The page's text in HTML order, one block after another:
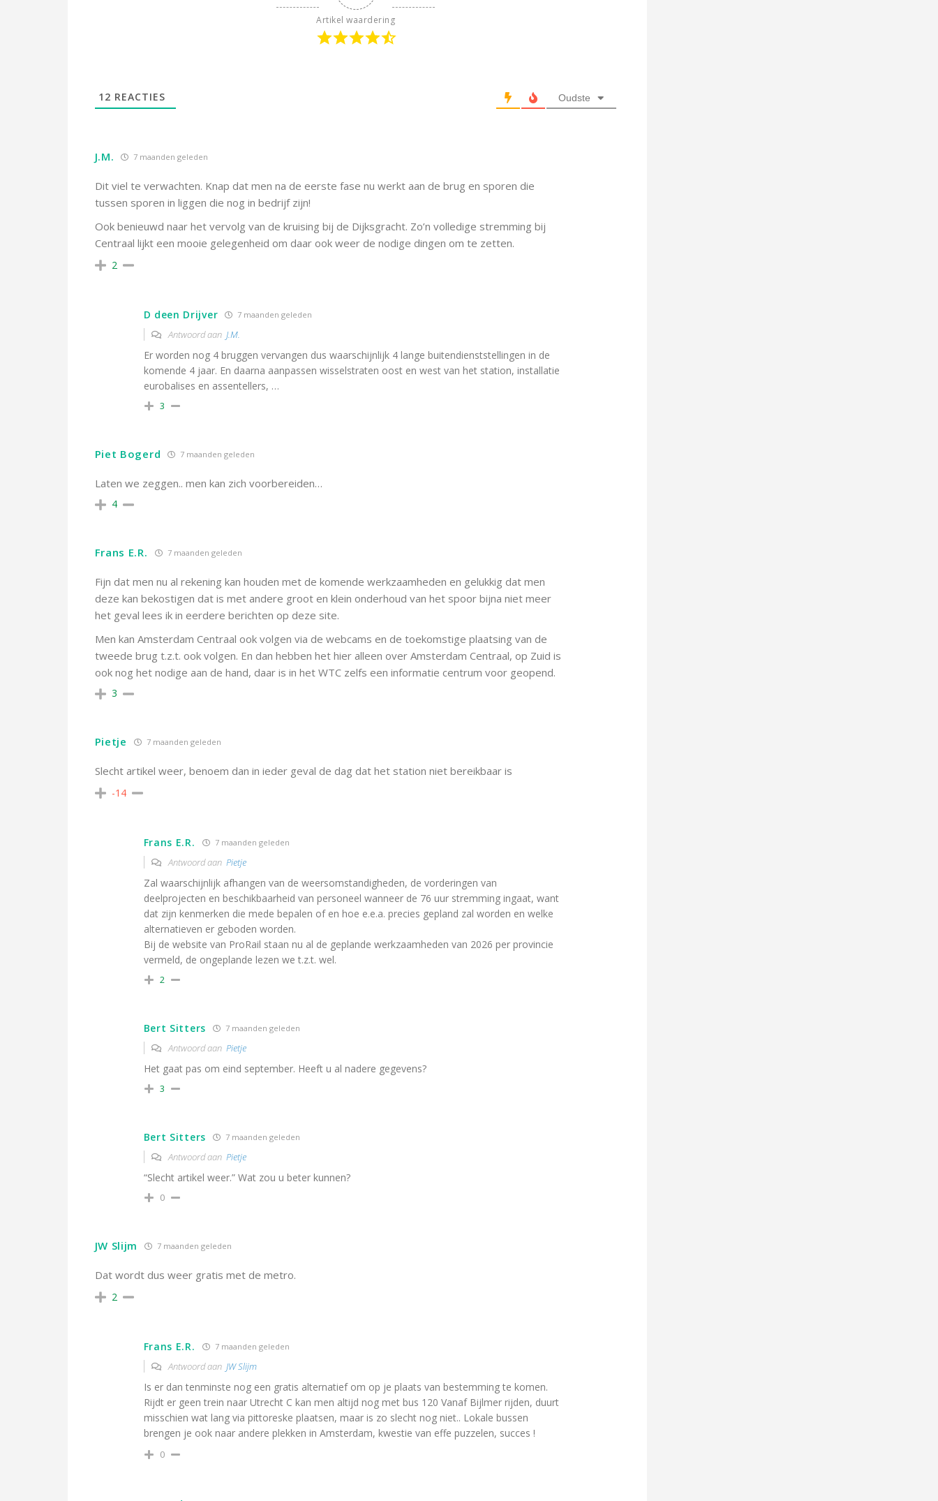
Artikel waardering
12 REACTIES Oudste
J.M. 7 maanden geleden
Dit viel te verwachten. Knap dat men na de eerste fase nu werkt aan de brug en sporen die
tussen sporen in liggen die nog in bedrijf zijn!
Ook benieuwd naar het vervolg van de kruising bij de Dijksgracht. Zo’n volledige stremming bij
Centraal lijkt een mooie gelegenheid om daar ook weer de nodige dingen om te zetten.
2
D deen Drijver 7 maanden geleden
Antwoord aan J.M.
Er worden nog 4 bruggen vervangen dus waarschijnlijk 4 lange buitendienststellingen in de
komende 4 jaar. En daarna aanpassen wisselstraten oost en west van het station, installatie
eurobalises en assentellers, …
3
Piet Bogerd 7 maanden geleden
Laten we zeggen.. men kan zich voorbereiden…
4
Frans E.R. 7 maanden geleden
Fijn dat men nu al rekening kan houden met de komende werkzaamheden en gelukkig dat men
deze kan bekostigen dat is met andere groot en klein onderhoud van het spoor bijna niet meer
het geval lees ik in eerdere berichten op deze site.
Men kan Amsterdam Centraal ook volgen via de webcams en de toekomstige plaatsing van de
tweede brug t.z.t. ook volgen. En dan hebben het hier alleen over Amsterdam Centraal, op Zuid is
ook nog het nodige aan de hand, daar is in het WTC zelfs een informatie centrum voor geopend.
3
Pietje 7 maanden geleden
Slecht artikel weer, benoem dan in ieder geval de dag dat het station niet bereikbaar is
-14
Frans E.R. 7 maanden geleden
Antwoord aan Pietje
Zal waarschijnlijk afhangen van de weersomstandigheden, de vorderingen van
deelprojecten en beschikbaarheid van personeel wanneer de 76 uur stremming ingaat, want
dat zijn kenmerken die mede bepalen of en hoe e.e.a. precies gepland zal worden en welke
alternatieven er geboden worden.
Bij de website van ProRail staan nu al de geplande werkzaamheden van 2026 per provincie
vermeld, de ongeplande lezen we t.z.t. wel.
2
Bert Sitters 7 maanden geleden
Antwoord aan Pietje
Het gaat pas om eind september. Heeft u al nadere gegevens?
3
Bert Sitters 7 maanden geleden
Antwoord aan Pietje
“Slecht artikel weer.” Wat zou u beter kunnen?
0
JW Slijm 7 maanden geleden
Dat wordt dus weer gratis met de metro.
2
Frans E.R. 7 maanden geleden
Antwoord aan JW Slijm
Is er dan tenminste nog een gratis alternatief om op je plaats van bestemming te komen.
Rijdt er geen trein naar Utrecht C kan men altijd nog met bus 120 Vanaf Bijlmer rijden, duurt
misschien wat lang via pittoreske plaatsen, maar is zo slecht nog niet.. Lokale bussen
brengen je ook naar andere plekken in Amsterdam, kwestie van effe puzzelen, succes !
0